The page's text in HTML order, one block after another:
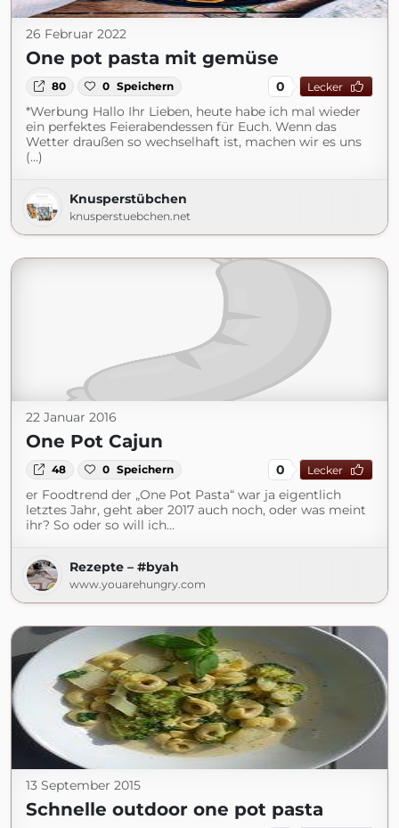
26 Februar 2022
One pot pasta mit gemüse
80 0 Speichern 0 Lecker
*Werbung Hallo Ihr Lieben, heute habe ich mal wieder
ein perfektes Feierabendessen für Euch. Wenn das
Wetter draußen so wechselhaft ist, machen wir es uns
(...)
Knusperstübchen
knusperstuebchen.net
22 Januar 2016
One Pot Cajun
48 0 Speichern 0 Lecker
er Foodtrend der „One Pot Pasta“ war ja eigentlich
letztes Jahr, geht aber 2017 auch noch, oder was meint
ihr? So oder so will ich…
Rezepte – #byah
www.youarehungry.com
13 September 2015
Schnelle outdoor one pot pasta